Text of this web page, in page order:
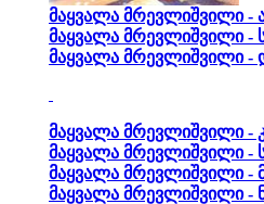
მაყვალა მრევლიშვილი -
მაყვალა მრევლიშვილი
მაყვალა მრევლიშვილი -
მაყვალა მრევლიშვილი -
მაყვალა მრევლიშვილი -
მაყვალა მრევლიშვილი -
მაყვალა მრევლიშვილი -